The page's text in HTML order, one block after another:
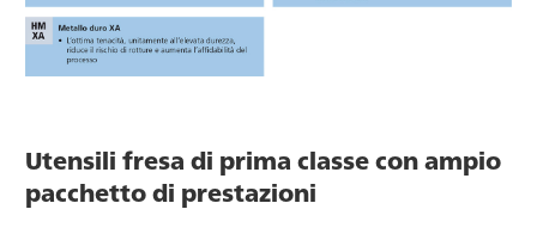
Utensili fresa di prima classe con ampio
pacchetto di prestazioni